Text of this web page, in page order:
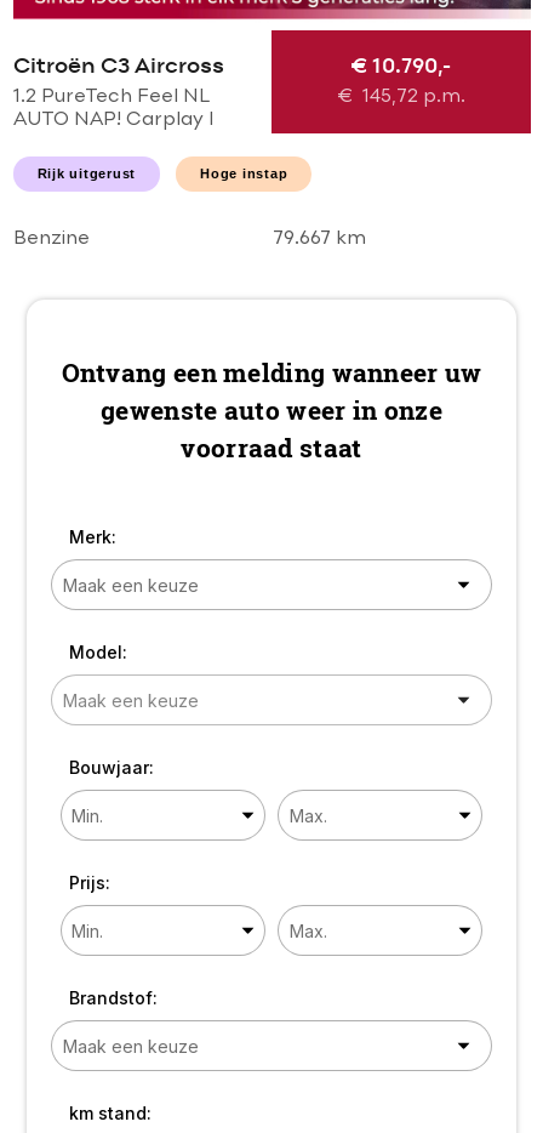
Citroën C3 Aircross
1.2 PureTech Feel NL
AUTO NAP! Carplay l
ECC l CRUISE l
TREKHAAK l
€ 10.790,-
€ 145,72 p.m.
Rijk uitgerust Hoge instap
Benzine 79.667 km
Ontvang een melding wanneer uw
gewenste auto weer in onze
voorraad staat
Merk:
Model:
Bouwjaar:
Prijs:
Brandstof:
km stand: